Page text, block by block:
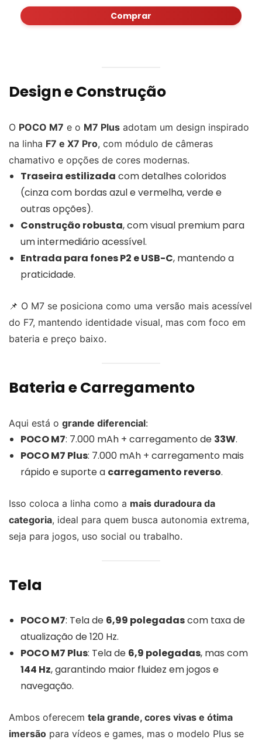
Comprar
Design e Construção
O POCO M7 e o M7 Plus adotam um design inspirado
na linha F7 e X7 Pro, com módulo de câmeras
chamativo e opções de cores modernas.
Traseira estilizada com detalhes coloridos
(cinza com bordas azul e vermelha, verde e
outras opções).
Construção robusta, com visual premium para
um intermediário acessível.
Entrada para fones P2 e USB-C, mantendo a
praticidade.
📌 O M7 se posiciona como uma versão mais acessível
do F7, mantendo identidade visual, mas com foco em
bateria e preço baixo.
Bateria e Carregamento
Aqui está o grande diferencial:
POCO M7: 7.000 mAh + carregamento de 33W.
POCO M7 Plus: 7.000 mAh + carregamento mais
rápido e suporte a carregamento reverso.
Isso coloca a linha como a mais duradoura da
categoria, ideal para quem busca autonomia extrema,
seja para jogos, uso social ou trabalho.
Tela
POCO M7: Tela de 6,99 polegadascom taxa de
atualização de 120 Hz.
POCO M7 Plus: Tela de 6,9 polegadas, mas com
144 Hz, garantindo maior fluidez em jogos e
navegação.
Ambos oferecem tela grande, cores vivas e ótima
imersão para vídeos e games, mas o modelo Plus se